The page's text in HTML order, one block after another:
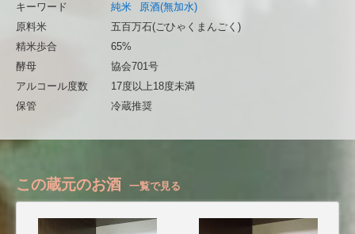
キーワード
純米
原酒(無加水)
原料米
五百万石(ごひゃくまんごく)
精米歩合
65%
酵母
協会701号
アルコール度数
17度以上18度未満
保管
冷蔵推奨
この蔵元のお酒 一覧で見る